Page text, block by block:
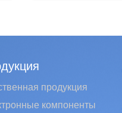
продукция
компоненты